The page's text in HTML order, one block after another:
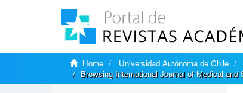
Home Universidad Autónoma de Chile
Browsing International Journal of Medical